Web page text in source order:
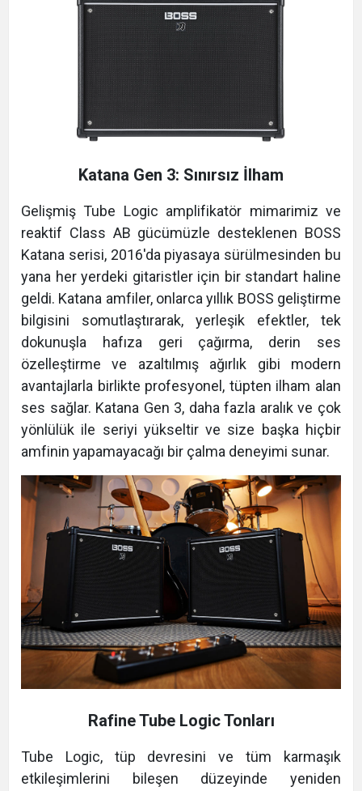
Katana Gen 3: Sınırsız İlham
Gelişmiş Tube Logic amplifikatör mimarimiz ve
reaktif Class AB gücümüzle desteklenen BOSS
Katana serisi, 2016'da piyasaya sürülmesinden bu
yana her yerdeki gitaristler için bir standart haline
geldi. Katana amfiler, onlarca yıllık BOSS geliştirme
bilgisini somutlaştırarak, yerleşik efektler, tek
dokunuşla hafıza geri çağırma, derin ses
özelleştirme ve azaltılmış ağırlık gibi modern
avantajlarla birlikte profesyonel, tüpten ilham alan
ses sağlar. Katana Gen 3, daha fazla aralık ve çok
yönlülük ile seriyi yükseltir ve size başka hiçbir
amfinin yapamayacağı bir çalma deneyimi sunar.
Rafine Tube Logic Tonları
Tube Logic, tüp devresini ve tüm karmaşık
etkileşimlerini bileşen düzeyinde yeniden